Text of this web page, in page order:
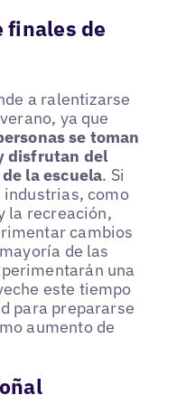
finales de
a ralentizarse
ya que
se toman
disfrutan del
la escuela. Si
industrias, como
la recreación,
cambios
de las
una
este tiempo
para prepararse
aumento de